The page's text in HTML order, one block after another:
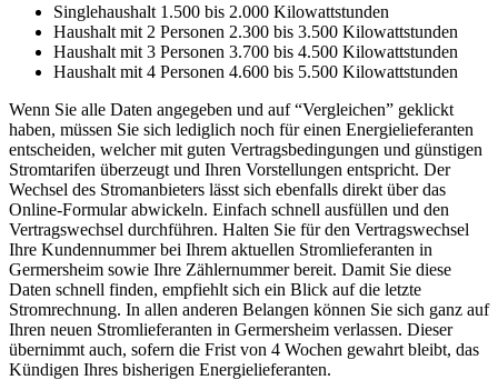
Singlehaushalt 1.500 bis 2.000 Kilowattstunden
Haushalt mit 2 Personen 2.300 bis 3.500 Kilowattstunden
Haushalt mit 3 Personen 3.700 bis 4.500 Kilowattstunden
Haushalt mit 4 Personen 4.600 bis 5.500 Kilowattstunden
Wenn Sie alle Daten angegeben und auf “Vergleichen” geklickt
haben, müssen Sie sich lediglich noch für einen Energielieferanten
entscheiden, welcher mit guten Vertragsbedingungen und günstigen
Stromtarifen überzeugt und Ihren Vorstellungen entspricht. Der
Wechsel des Stromanbieters lässt sich ebenfalls direkt über das
Online-Formular abwickeln. Einfach schnell ausfüllen und den
Vertragswechsel durchführen. Halten Sie für den Vertragswechsel
Ihre Kundennummer bei Ihrem aktuellen Stromlieferanten in
Germersheim sowie Ihre Zählernummer bereit. Damit Sie diese
Daten schnell finden, empfiehlt sich ein Blick auf die letzte
Stromrechnung. In allen anderen Belangen können Sie sich ganz auf
Ihren neuen Stromlieferanten in Germersheim verlassen. Dieser
übernimmt auch, sofern die Frist von 4 Wochen gewahrt bleibt, das
Kündigen Ihres bisherigen Energielieferanten.